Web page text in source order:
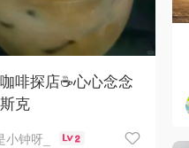
啡探店☕️心心念念
克
小钟呀_ 2